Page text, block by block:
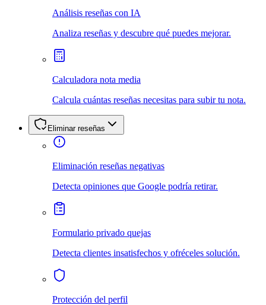
Análisis reseñas con IA
Analiza reseñas y descubre qué puedes mejorar.
Calculadora nota media
Calcula cuántas reseñas necesitas para subir tu nota.
Eliminar reseñas
Eliminación reseñas negativas
Detecta opiniones que Google podría retirar.
Formulario privado quejas
Detecta clientes insatisfechos y ofréceles solución.
Protección del perfil